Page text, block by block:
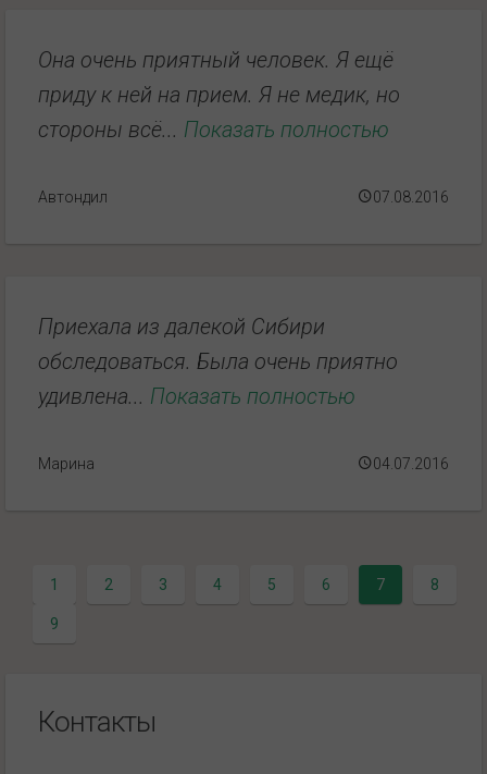
Она очень приятный человек. Я ещё
приду к ней на прием. Я не медик, но
стороны всё... Показать полностью
Автондил 07.08.2016
Приехала из далекой Сибири
обследоваться. Была очень приятно
удивлена... Показать полностью
Марина 04.07.2016
1 2 3 4 5 6 7 8
9
Контакты